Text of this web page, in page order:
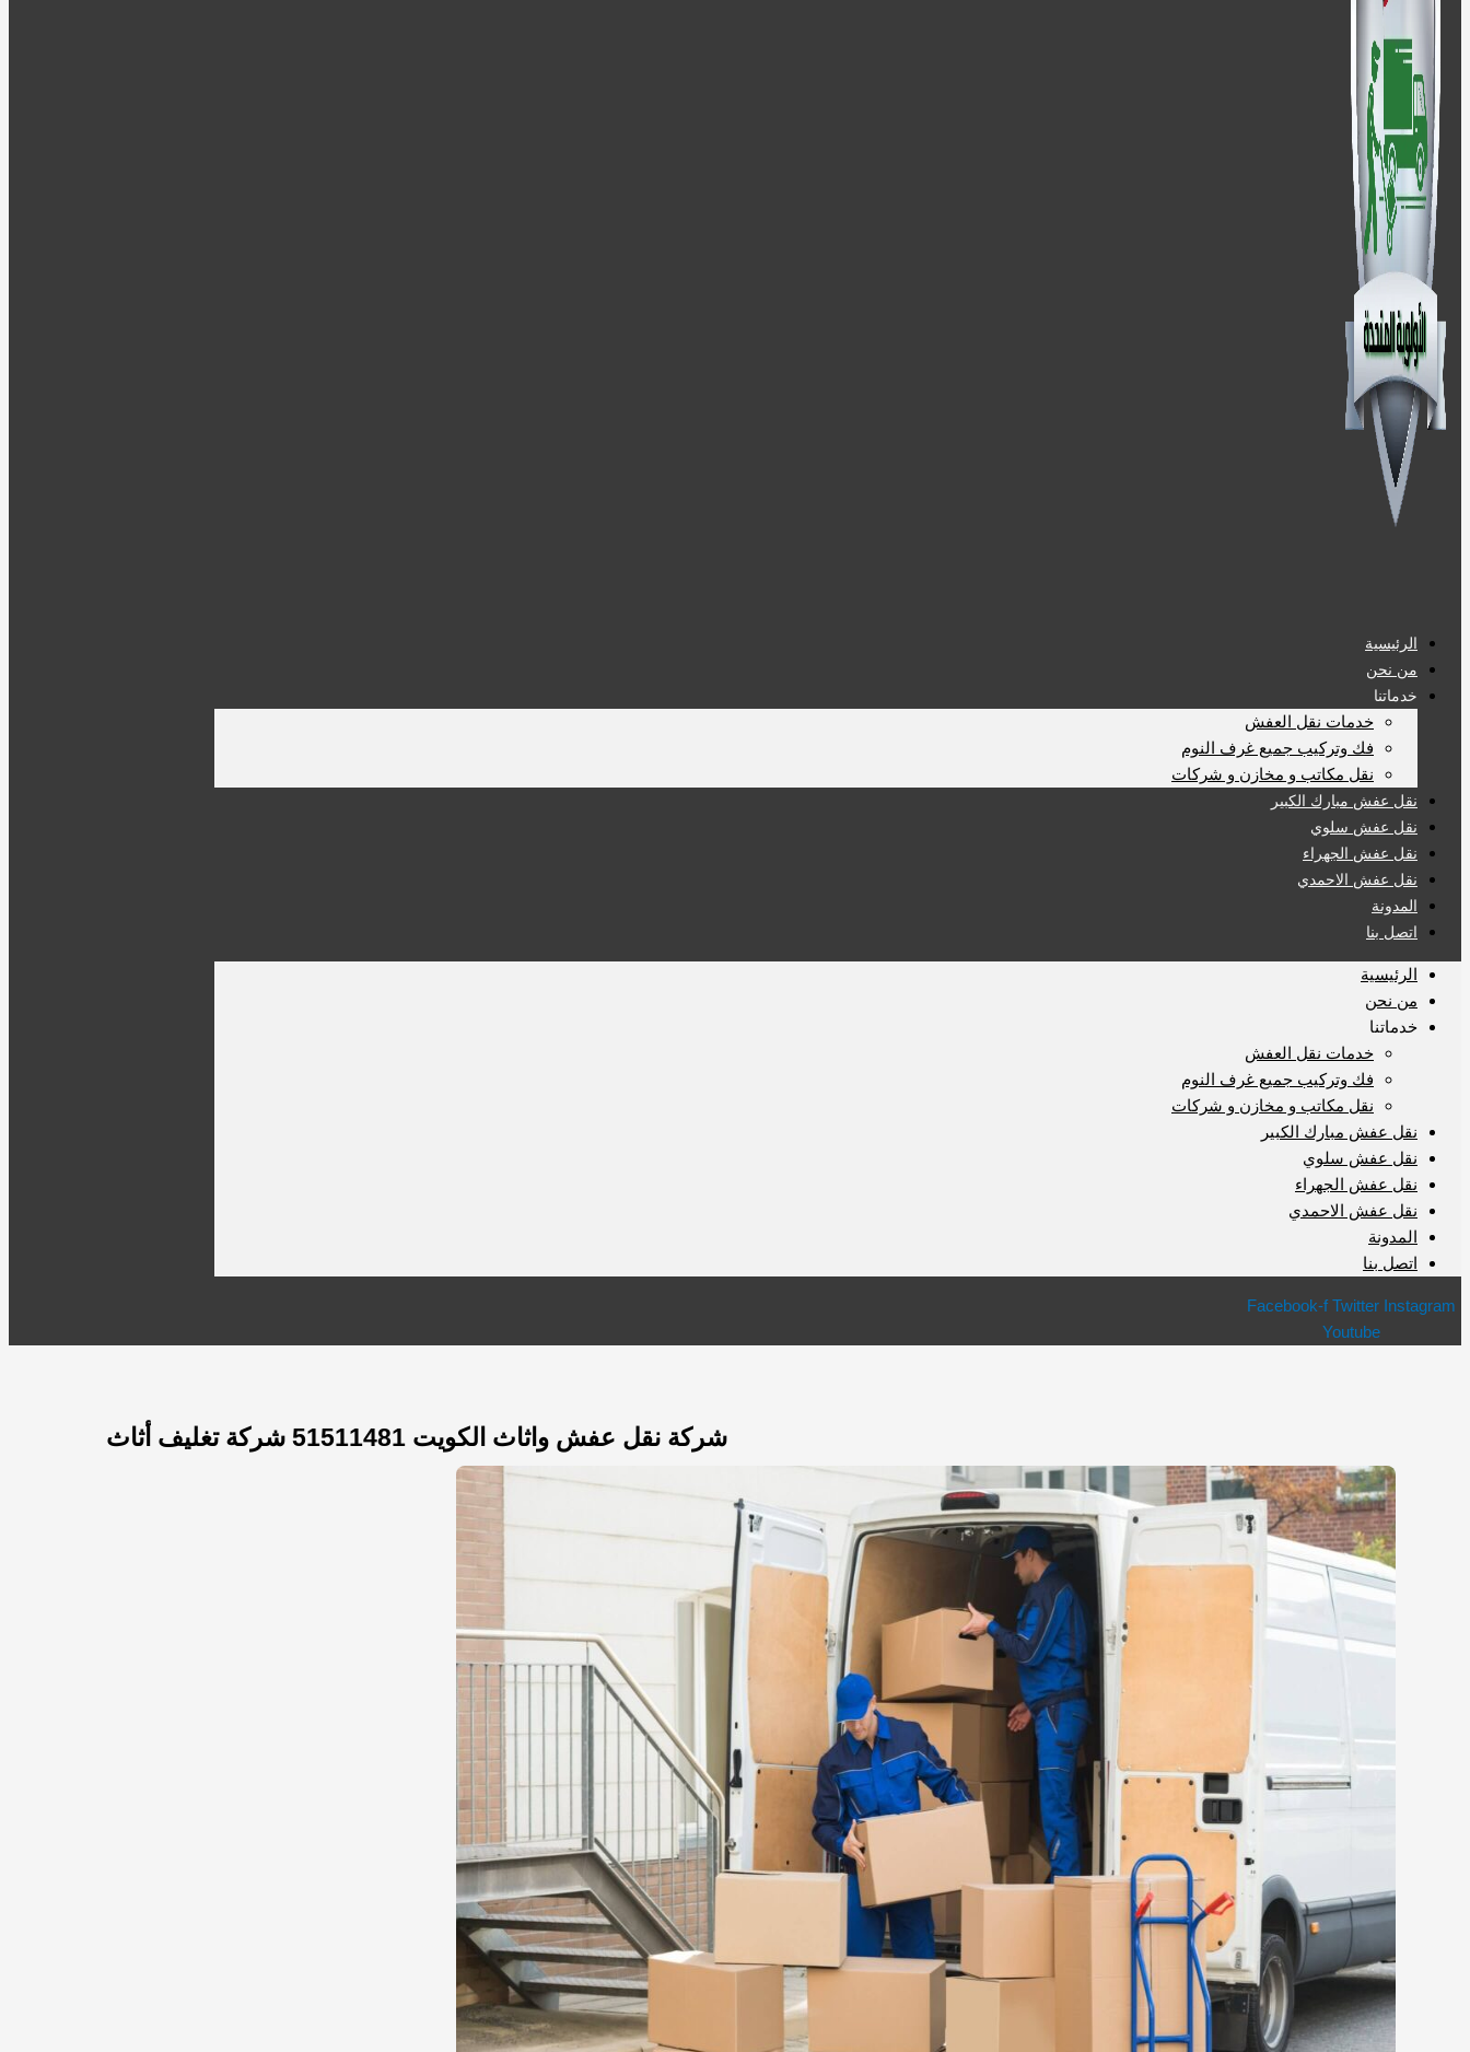
الرئيسية
من نحن
خدماتنا
خدمات نقل العفش
فك وتركيب جميع غرف النوم
نقل مكاتب و مخازن و شركات
نقل عفش مبارك الكبير
نقل عفش سلوي
نقل عفش الجهراء
نقل عفش الاحمدي
المدونة
اتصل بنا
الرئيسية
من نحن
خدماتنا
خدمات نقل العفش
فك وتركيب جميع غرف النوم
نقل مكاتب و مخازن و شركات
نقل عفش مبارك الكبير
نقل عفش سلوي
نقل عفش الجهراء
نقل عفش الاحمدي
المدونة
اتصل بنا
Facebook-f Twitter Instagram
Youtube
شركة نقل عفش واثاث الكويت 51511481 شركة تغليف أثاث